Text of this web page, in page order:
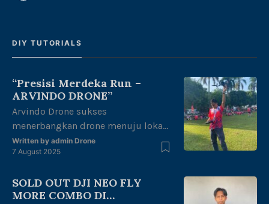
drone jasa sewa drone jasa servis
081994573224
DIY TUTORIALS
“Presisi Merdeka Run –
ARVINDO DRONE”
Arvindo Drone sukses
menerbangkan drone menuju lokasi
start Runing untuk melakukan
mapping area di halaman kantor
“merdeka berlari, junjung adat tuah
negeri” dalam rangka kemerdekaan
Written by admin Drone
7 August 2025
SOLD OUT DJI NEO FLY
MORE COMBO DI